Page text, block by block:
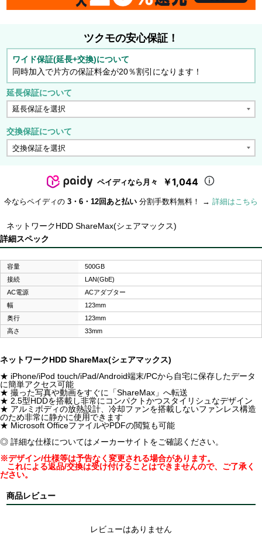
ツクモの安心保証！
ワイド保証(延長+交換)について
同時加入で片方の保証料金が20％割引になります！
延長保証について
交換保証について
ペイディなら月々 ￥1,044
今ならペイディの 3・6・12回あと払い 分割手数料無料！ → 詳細はこちら
ネットワークHDD ShareMax(シェアマックス)
詳細スペック
容量
500GB
接続
LAN(GbE)
AC電源
ACアダプター
幅
123mm
奥行
123mm
高さ
33mm
ネットワークHDD ShareMax(シェアマックス)
★ iPhone/iPod touch/iPad/Android端末/PCから自宅に保存したデータ
に簡単アクセス可能
★ 撮った写真や動画をすぐに「ShareMax」へ転送
★ 2.5型HDDを搭載し非常にコンパクトかつスタイリシュなデザイン
★ アルミボディの放熱設計、冷却ファンを搭載しないファンレス構造
のため非常に静かに使用できます
★ Microsoft OfficeファイルやPDFの閲覧も可能
◎ 詳細な仕様についてはメーカーサイトをご確認ください。
※デザイン/仕様等は予告なく変更される場合があります。
これによる返品/交換は受け付けることはできませんので、ご了承く
ださい。
商品レビュー
レビューはありません